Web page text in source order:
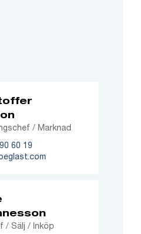
/ Marknad
60 19
/ Sälj / Inköp